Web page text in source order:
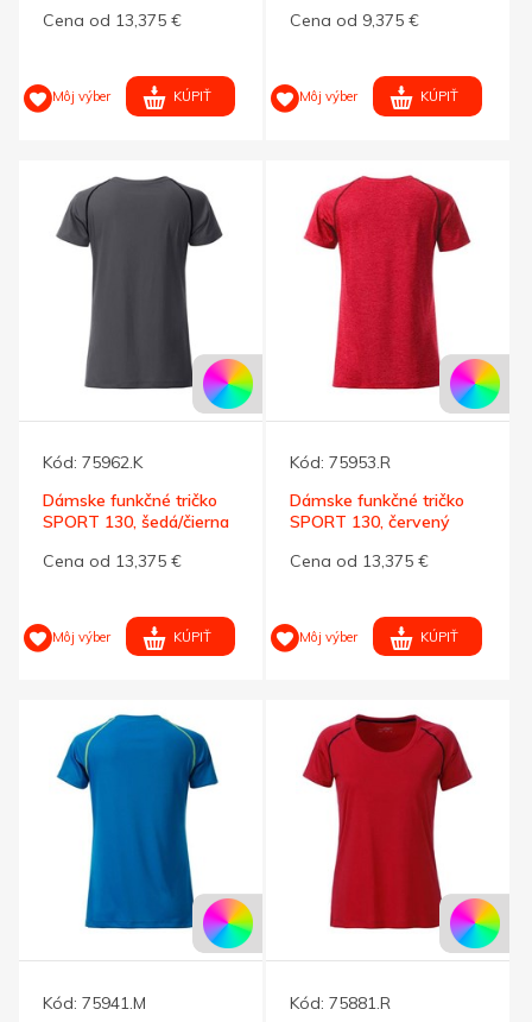
Cena od 13,375 €
Môj výber KÚPIŤ
Cena od 9,375 €
Môj výber KÚPIŤ
Kód: 75962.K
Dámske funkčné tričko
SPORT 130, šedá/čierna
Cena od 13,375 €
Môj výber KÚPIŤ
Kód: 75953.R
Dámske funkčné tričko
SPORT 130, červený
Cena od 13,375 €
Môj výber KÚPIŤ
Kód: 75941.M
Kód: 75881.R